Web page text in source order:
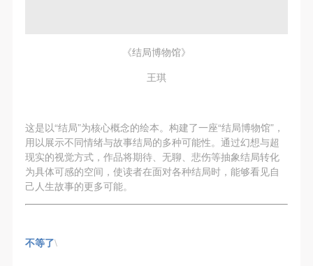
《结局博物馆》
王琪
这是以“结局”为核心概念的绘本。构建了一座“结局博物馆”，
用以展示不同情绪与故事结局的多种可能性。通过幻想与超
现实的视觉方式，作品将期待、无聊、悲伤等抽象结局转化
为具体可感的空间，使读者在面对各种结局时，能够看见自
己人生故事的更多可能。
不等了\